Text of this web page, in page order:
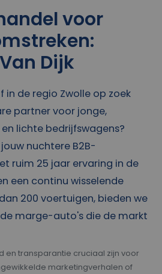
voor
Dijk
in de regio Zwolle op zoek
partner voor jonge,
lichte bedrijfswagens?
jouw nuchtere B2B-
ruim 25 jaar ervaring in de
een continu wisselende
200 voertuigen, bieden we
marge-auto's die de markt
en transparantie cruciaal zijn voor
marketingverhalen of